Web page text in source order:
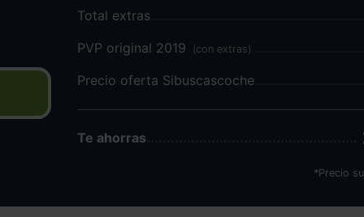
Total extras
PVP original 2019 (con extras)
Precio oferta Sibuscascoche
Te ahorras
*Precio